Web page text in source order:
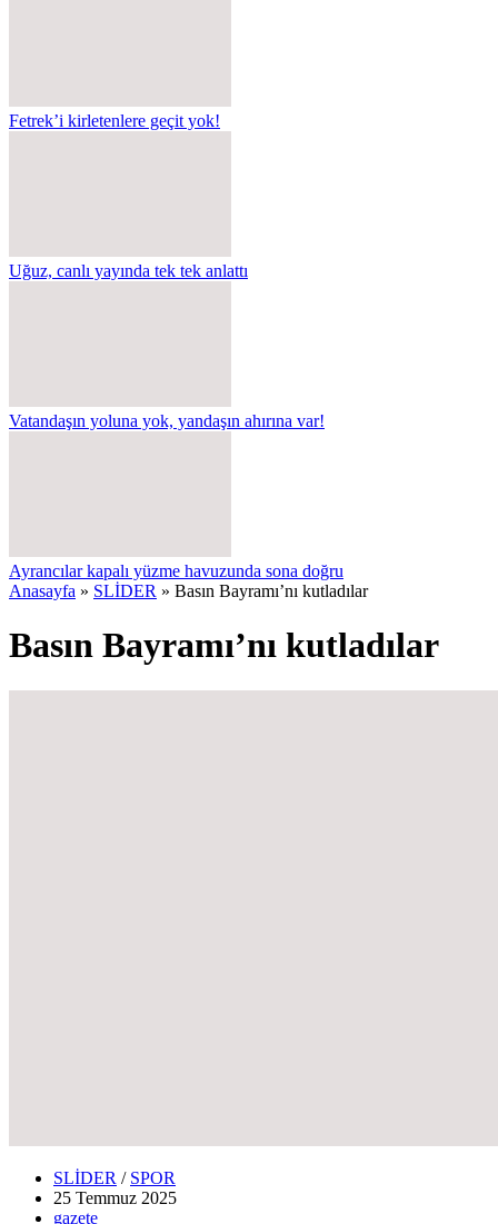
Fetrek’i kirletenlere geçit yok!
Uğuz, canlı yayında tek tek anlattı
Vatandaşın yoluna yok, yandaşın ahırına var!
Ayrancılar kapalı yüzme havuzunda sona doğru
Anasayfa » SLİDER » Basın Bayramı’nı kutladılar
Basın Bayramı’nı kutladılar
SLİDER / SPOR
25 Temmuz 2025
gazete